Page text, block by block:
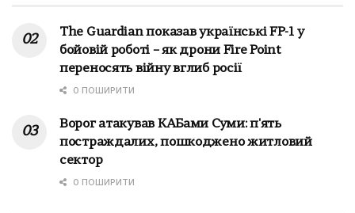
The Guardian показав українські FP-1 у
бойовій роботі – як дрони Fire Point
переносять війну вглиб росії
0 ПОШИРИТИ
Ворог атакував КАБами Суми: п'ять
постраждалих, пошкоджено житловий
сектор
0 ПОШИРИТИ